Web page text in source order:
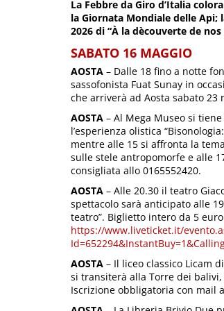
La Febbre da Giro d’Italia
la Giornata Mondiale delle Api;
2026 di “À la dècouverte de nos
SABATO 16 MAGGIO
AOSTA – Dalle 18 fino a notte
sassofonista Fuat Sunay in
che arriverà ad Aosta sabato 23
AOSTA – Al Mega Museo si
l’esperienza olistica
mentre alle 15 si affronta la
sulle stele antropomorfe e alle
consigliata allo 0165552420.
AOSTA – Alle 20.30 il teatro
spettacolo sarà anticipato alle
teatro”. Biglietto intero da 5
https://www.liveticket.it/
AOSTA – Il liceo classico Licam
si transiterà alla Torre dei
Iscrizione obbligatoria con mail